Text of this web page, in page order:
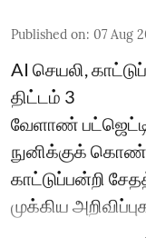
Published on: 07 Aug
AI செயலி,
திட்டம் 3
வேளாண்
நுனிக்குக்
காட்டுப்பன்றி
முக்கிய